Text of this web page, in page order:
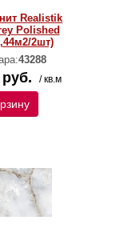
Realistik
Polished
2шт)
43288
/ кв.м